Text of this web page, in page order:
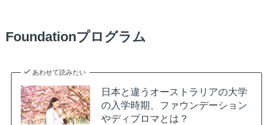
Foundationプログラム
あわせて読みたい
日本と違うオーストラリアの大学
の入学時期、ファウンデーション
やディプロマとは？